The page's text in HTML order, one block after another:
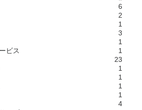
6
2
1
3
1
ビス
1
23
1
1
1
1
4